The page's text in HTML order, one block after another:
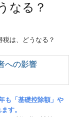
なる？
への影響
も「基礎控除額」や
す。